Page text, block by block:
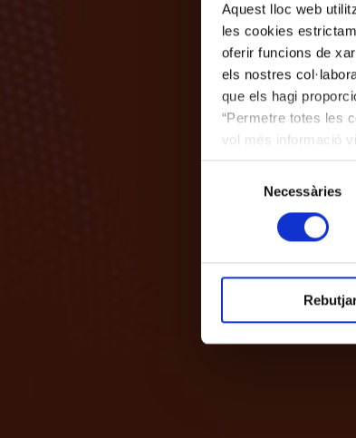
Aquest lloc web
les cookies
oferir funcions de
els nostres
que els hagi
“Permetre totes les
vol més informació
les cookies en
consentiment
Necessàries